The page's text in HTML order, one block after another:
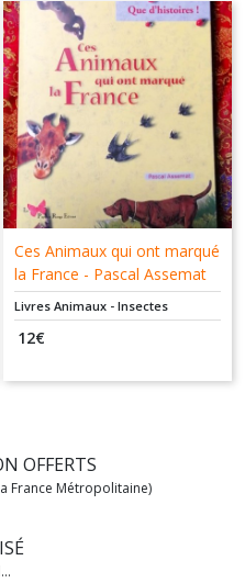
Ces Animaux qui ont marqué
la France - Pascal Assemat
- Le papillon rouge
Livres Animaux - Insectes
12€
OFFERTS
France Métropolitaine)